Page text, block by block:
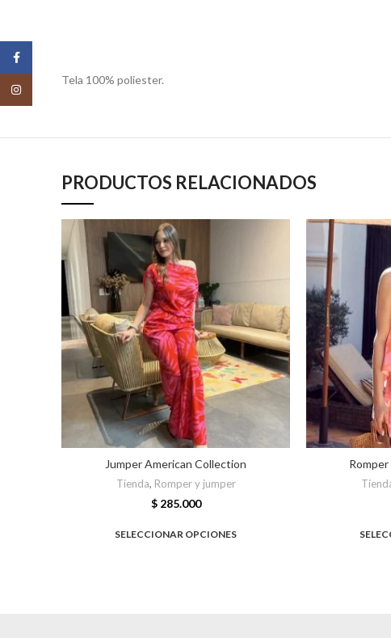
Tela 100% poliester.
PRODUCTOS RELACIONADOS
Jumper American Collection
Tienda, Romper y jumper
$285.000
SELECCIONAR OPCIONES